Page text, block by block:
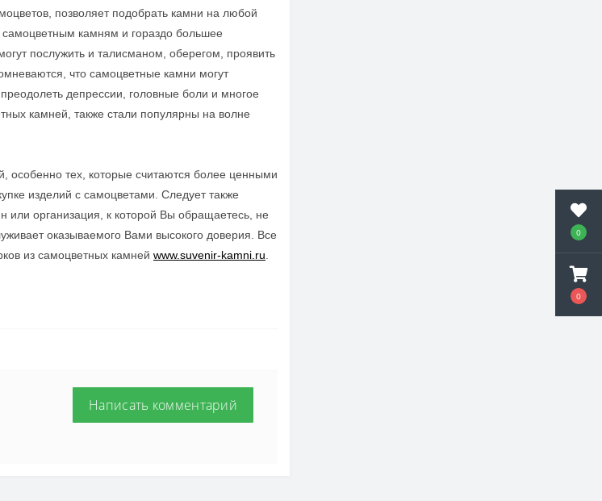
0
0
позволяет подобрать камни на любой
камням и гораздо большее
послужить и талисманом, оберегом, проявить
что самоцветные камни могут
депрессии, головные боли и многое
камней, также стали популярны на волне
особенно тех, которые считаются более ценными
изделий с самоцветами. Следует также
или организация, к которой Вы обращаетесь, не
оказываемого Вами высокого доверия. Все
из самоцветных камней www.suvenir-kamni.ru
Написать комментарий